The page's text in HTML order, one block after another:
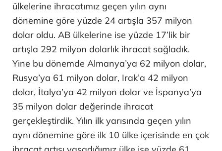
ülkelerine ihracatımız geçen yılın aynı
dönemine göre yüzde 24 artışla 357 milyon
dolar oldu. AB ülkelerine ise yüzde 17’lik bir
artışla 292 milyon dolarlık ihracat sağladık.
Yine bu dönemde Almanya’ya 62 milyon dolar,
Rusya’ya 61 milyon dolar, Irak’a 42 milyon
dolar, İtalya’ya 42 milyon dolar ve İspanya’ya
35 milyon dolar değerinde ihracat
gerçekleştirdik. Yılın ilk yarısında geçen yılın
aynı dönemine göre ilk 10 ülke içerisinde en çok